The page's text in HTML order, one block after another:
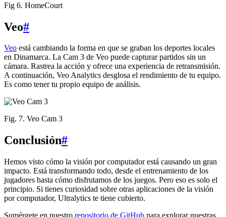
Fig 6. HomeCourt
Veo#
Veo está cambiando la forma en que se graban los deportes locales
en Dinamarca. La Cam 3 de Veo puede capturar partidos sin un
cámara. Rastrea la acción y ofrece una experiencia de retransmisión.
A continuación, Veo Analytics desglosa el rendimiento de tu equipo.
Es como tener tu propio equipo de análisis.
Fig. 7. Veo Cam 3
Conclusión#
Hemos visto cómo la visión por computador está causando un gran
impacto. Está transformando todo, desde el entrenamiento de los
jugadores hasta cómo disfrutamos de los juegos. Pero eso es solo el
principio. Si tienes curiosidad sobre otras aplicaciones de la visión
por computador, Ultralytics te tiene cubierto.